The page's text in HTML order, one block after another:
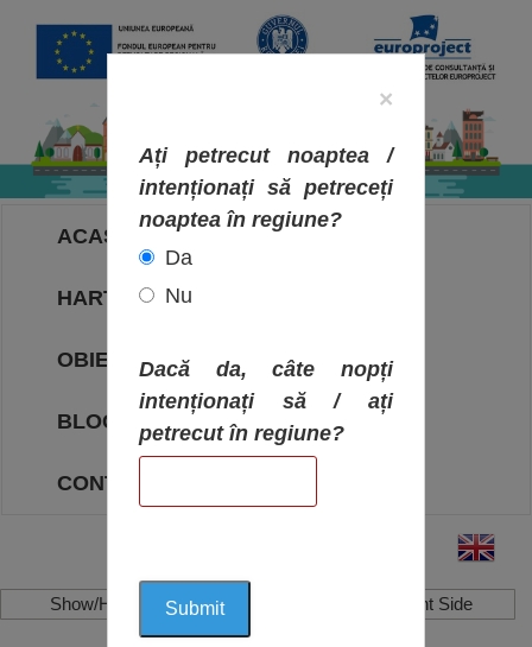
ACASA
HARTA OBIECTIVELOR
OBIECTIVE
BLOG
CONTACT
Show/Hide Left Side Show/Hide Right Side
×
Ați petrecut noaptea /
intenționați să petreceți
noaptea în regiune?
Da
Nu
Dacă da, câte nopți
intenționați să / ați
petrecut în regiune?